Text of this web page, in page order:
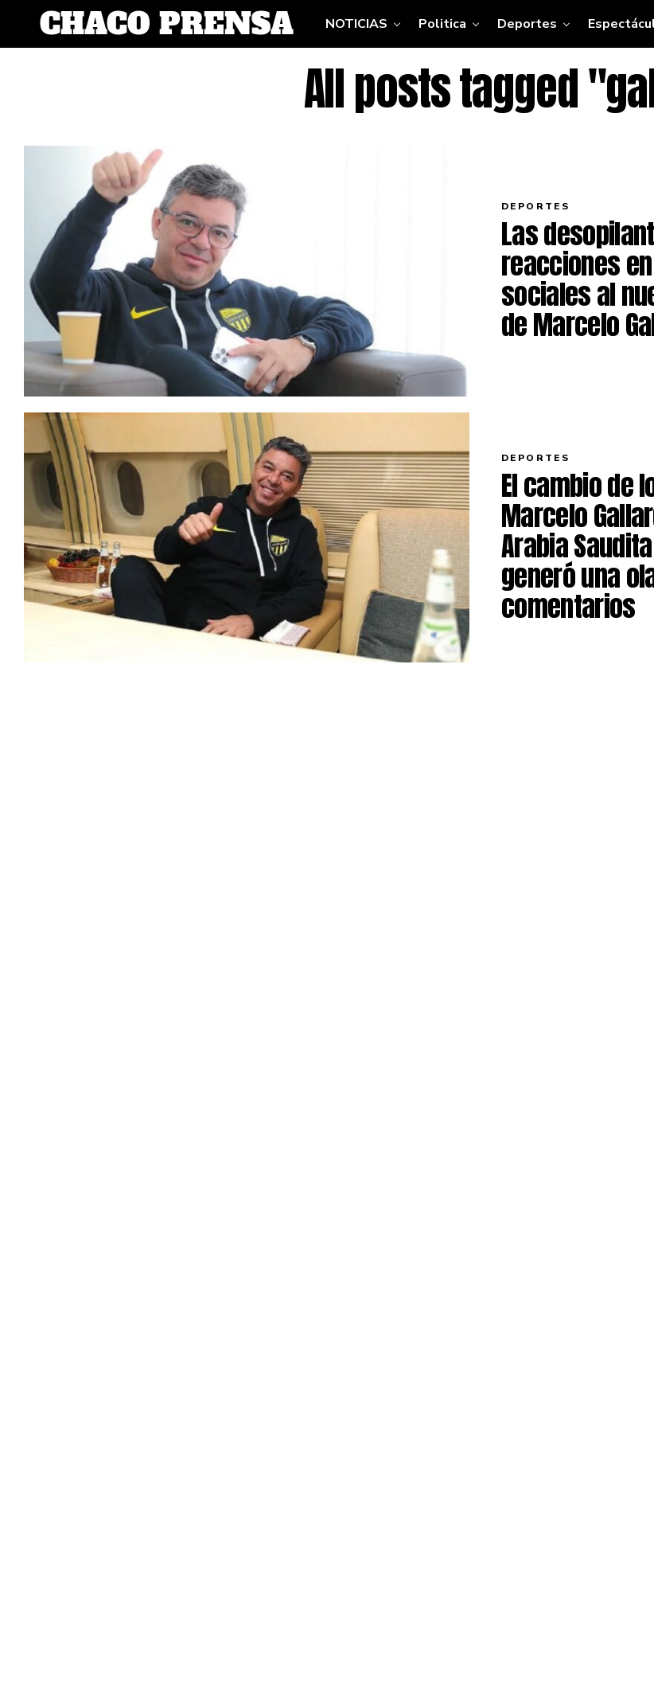
NOTICIAS Politica Deportes
All posts tagged
DEPORTES
Las
reacciones
sociales al
de Marcelo
DEPORTES
El cambio de
Marcelo
Arabia
generó una
comentarios